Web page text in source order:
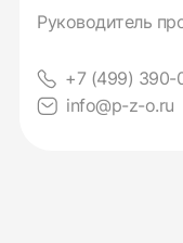
Руководитель
+7 (499) 390-
info@p-z-o.ru